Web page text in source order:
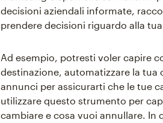
decisioni aziendali informate,
prendere decisioni riguardo alla
Ad esempio, potresti voler capire
destinazione, automatizzare la tua
annunci per assicurarti che le tue
utilizzare questo strumento per
cambiare e cosa vuoi annullare. In